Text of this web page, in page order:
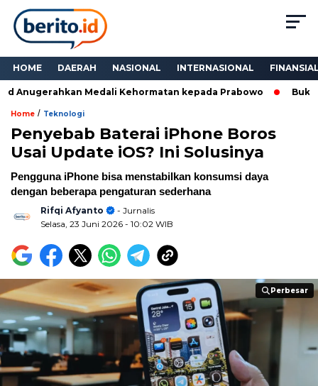
HOME DAERAH NASIONAL INTERNASIONAL
Medali Kehormatan kepada Prabowo Bukan
Home / Teknologi
Penyebab Baterai iPhone Boros
Usai Update iOS? Ini Solusinya
Pengguna iPhone bisa menstabilkan konsumsi daya
dengan beberapa pengaturan sederhana
Rifqi Afyanto
- Jurnalis
Selasa, 23 Juni 2026 - 10:02 WIB
Perbesar
Perbesar